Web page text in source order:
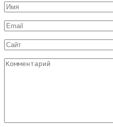
Имя
*
Email
*
Сайт
Комментарий